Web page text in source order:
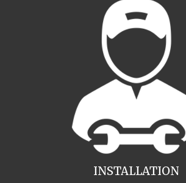
INSTALLATION